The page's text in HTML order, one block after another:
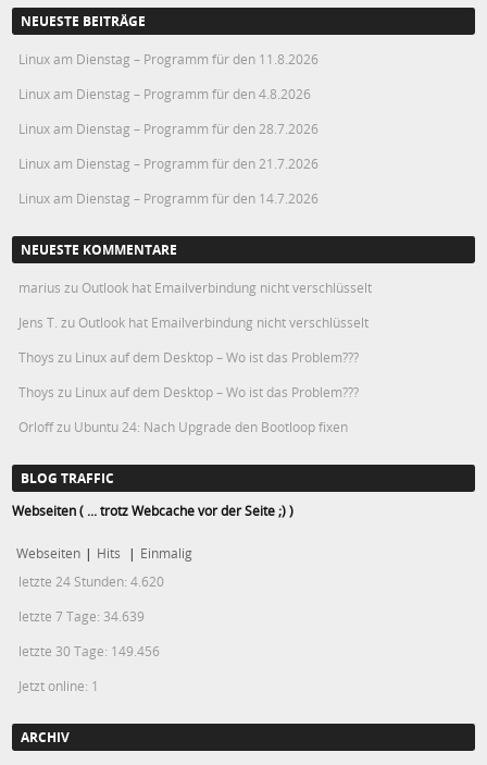
NEUESTE BEITRÄGE
Linux am Dienstag – Programm für den 11.8.2026
Linux am Dienstag – Programm für den 4.8.2026
Linux am Dienstag – Programm für den 28.7.2026
Linux am Dienstag – Programm für den 21.7.2026
Linux am Dienstag – Programm für den 14.7.2026
NEUESTE KOMMENTARE
marius zu Outlook hat Emailverbindung nicht verschlüsselt
Jens T. zu Outlook hat Emailverbindung nicht verschlüsselt
Thoys zu Linux auf dem Desktop – Wo ist das Problem???
Thoys zu Linux auf dem Desktop – Wo ist das Problem???
Orloffzu Ubuntu 24: Nach Upgrade den Bootloop fixen
BLOG TRAFFIC
Webseiten ( ... trotz Webcache vor der Seite ;) )
Webseiten | Hits | Einmalig
letzte 24 Stunden:4.620
letzte 7 Tage: 34.639
letzte 30 Tage: 149.456
Jetzt online: 1
ARCHIV